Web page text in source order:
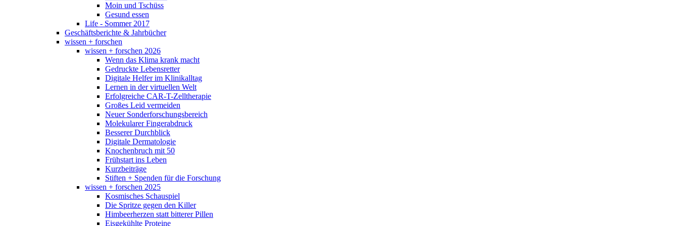
Moin und Tschüss
Gesund essen
Life - Sommer 2017
Geschäftsberichte & Jahrbücher
wissen + forschen
wissen + forschen 2026
Wenn das Klima krank macht
Gedruckte Lebensretter
Digitale Helfer im Klinikalltag
Lernen in der virtuellen Welt
Erfolgreiche CAR-T-Zelltherapie
Großes Leid vermeiden
Neuer Sonderforschungsbereich
Molekularer Fingerabdruck
Besserer Durchblick
Digitale Dermatologie
Knochenbruch mit 50
Frühstart ins Leben
Kurzbeiträge
Stiften + Spenden für die Forschung
wissen + forschen 2025
Kosmisches Schauspiel
Die Spritze gegen den Killer
Himbeerherzen statt bitterer Pillen
Eisgekühlte Proteine